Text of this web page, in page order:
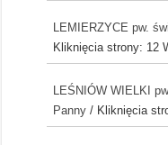
LEMIERZYCE pw.
Kliknięcia strony: 12
LEŚNIÓW WIELKI
Panny / Kliknięcia